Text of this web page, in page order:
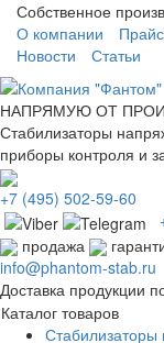
Собственное
О компании
Новости
Статьи
НАПРЯМУЮ ОТ
Стабилизаторы
приборы контроля и
+7 (495) 502-59-60
продажа
info@phantom-stab.ru
Доставка продукции
Каталог товаров